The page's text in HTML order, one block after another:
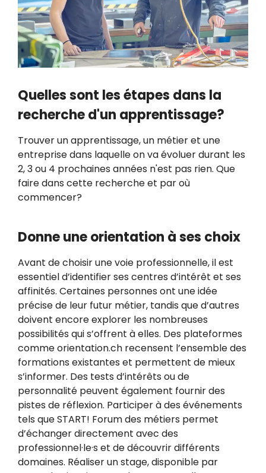
Quelles sont les étapes dans la
recherche d'un apprentissage?
Trouver un apprentissage, un métier et une
entreprise dans laquelle on va évoluer durant les
2, 3 ou 4 prochaines années n'est pas rien. Que
faire dans cette recherche et par où
commencer?
Donne une orientation à ses choix
Avant de choisir une voie professionnelle, il est
essentiel d’identifier ses centres d’intérêt et ses
affinités. Certaines personnes ont une idée
précise de leur futur métier, tandis que d’autres
doivent encore explorer les nombreuses
possibilités qui s’offrent à elles. Des plateformes
comme orientation.ch recensent l’ensemble des
formations existantes et permettent de mieux
s’informer. Des tests d’intérêts ou de
personnalité peuvent également fournir des
pistes de réflexion. Participer à des événements
tels que START! Forum des métiers permet
d’échanger directement avec des
professionnel·le·s et de découvrir différents
domaines. Réaliser un stage, disponible par